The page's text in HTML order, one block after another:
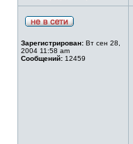
Зарегистрирован: Вт сен 28,
2004 11:58 am
Сообщений: 12459